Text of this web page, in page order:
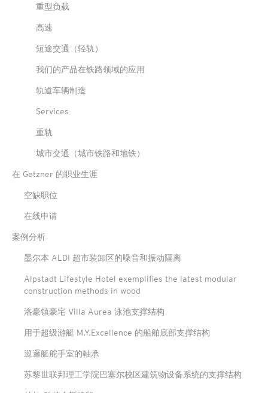
重型负载
高速
短途交通（轻轨）
我们的产品在铁路领域的应用
轨道车辆制造
Services
重轨
城市交通（城市铁路和地铁）
在 Getzner 的职业生涯
空缺职位
在线申请
案例分析
墨尔本 ALDI 超市装卸区的噪音和振动隔离
Alpstadt Lifestyle Hotel exemplifies the latest modular
construction methods in wood
洛豪镇豪宅 Villa Aurea 泳池支撑结构
用于超级游艇 M.Y.Excellence 的船舶底部支撑结构
巡邏艇舵手室的軸承
苏黎世联邦理工学院巴塞尔校区建筑物设备系统的支撑结构